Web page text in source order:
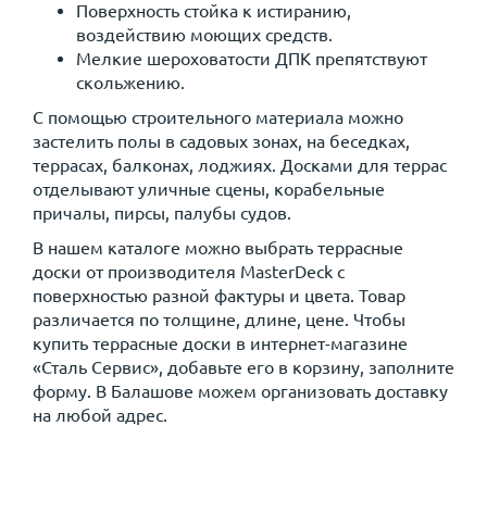
Поверхность стойка к истиранию,
воздействию моющих средств.
Мелкие шероховатости ДПК препятствуют
скольжению.
С помощью строительного материала можно
застелить полы в садовых зонах, на беседках,
террасах, балконах, лоджиях. Досками для террас
отделывают уличные сцены, корабельные
причалы, пирсы, палубы судов.
В нашем каталоге можно выбрать террасные
доски от производителя MasterDeck с
поверхностью разной фактуры и цвета. Товар
различается по толщине, длине, цене. Чтобы
купить террасные доски в интернет-магазине
«Сталь Сервис», добавьте его в корзину, заполните
форму. В Балашове можем организовать доставку
на любой адрес.